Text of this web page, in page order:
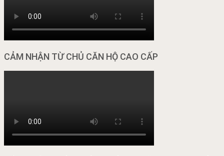
CẢM NHẬN TỪ CHỦ CĂN HỘ CAO CẤP